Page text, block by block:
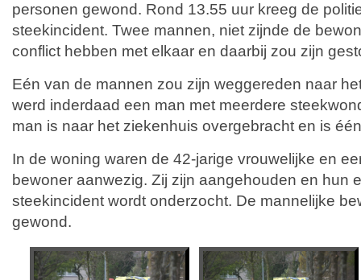
personen gewond. Rond 13.55 uur kreeg de
steekincident. Twee mannen, niet zijnde de
conflict hebben met elkaar en daarbij zou zijn
Eén van de mannen zou zijn weggereden naar
werd inderdaad een man met meerdere
man is naar het ziekenhuis overgebracht en is
In de woning waren de 42-jarige vrouwelijke en
bewoner aanwezig. Zij zijn aangehouden en hun
steekincident wordt onderzocht. De mannelijke
gewond.